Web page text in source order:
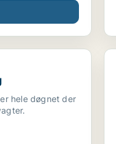
hele døgnet der